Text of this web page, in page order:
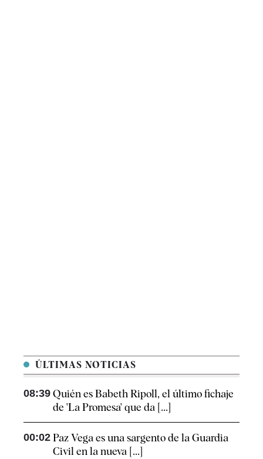
ÚLTIMAS NOTICIAS
08:39 Quién es Babeth Ripoll, el último fichaje
de 'La Promesa' que da [...]
00:02 Paz Vega es una sargento de la Guardia
Civil en la nueva [...]